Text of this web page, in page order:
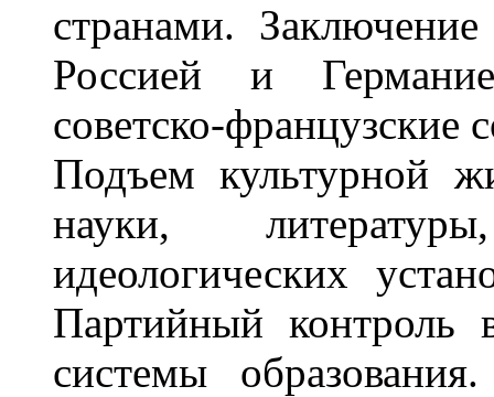
странами.
Россией и
советско-французские
Подъем культурной
науки,
идеологических
Партийный контроль
системы